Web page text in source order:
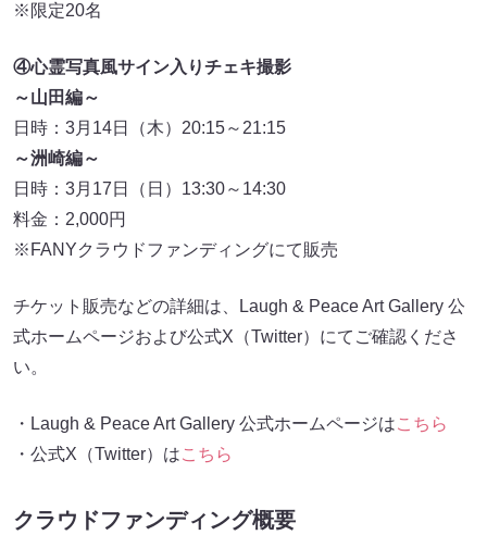
※限定20名
④心霊写真風サイン入りチェキ撮影
～山田編～
日時：3月14日（木）20:15～21:15
～洲崎編～
日時：3月17日（日）13:30～14:30
料金：2,000円
※FANYクラウドファンディングにて販売
チケット販売などの詳細は、Laugh & Peace Art Gallery 公
式ホームページおよび公式X（Twitter）にてご確認くださ
い。
・Laugh & Peace Art Gallery 公式ホームページはこちら
・公式X（Twitter）はこちら
クラウドファンディング概要